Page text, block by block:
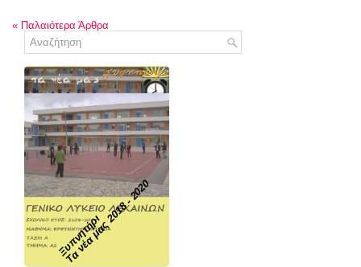
« Παλαιότερα Άρθρα
Ξυπνητήρι
Τα νέα μας 2018 - 2020